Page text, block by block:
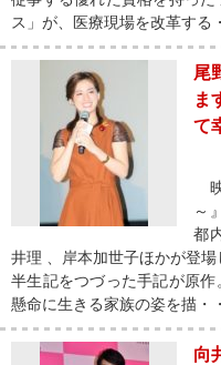
ス」が、医療現場を改革する
尾
ま
て
～
都
井理 、岸本加世子ほかが登
半生記をつづった手記が原
懸命に生きる家族の姿を描・
向